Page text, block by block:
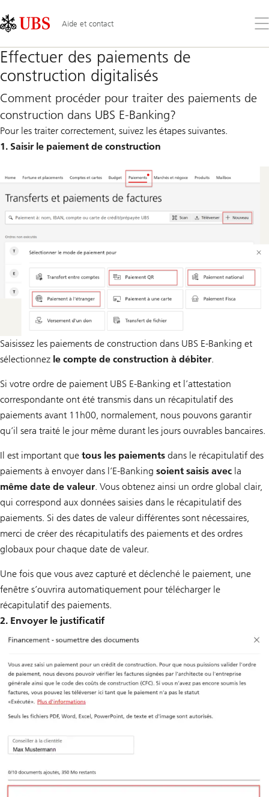
Links
Area
Aide et contact
le
Effectuer des paiements de
construction digitalisés
Comment procéder pour traiter des paiements de
construction dans UBS E-Banking?
Pour les traiter correctement, suivez les étapes suivantes.
1. Saisir le paiement de construction
Saisissez les paiements de construction dans UBS E-Banking et
sélectionnez le compte de construction à débiter.
Si votre ordre de paiement UBS E-Banking et l’attestation
correspondante ont été transmis dans un récapitulatif des
paiements avant 11h00, normalement, nous pouvons garantir
qu’il sera traité le jour même durant les jours ouvrables bancaires.
Il est important que tous les paiements dans le récapitulatif des
paiements à envoyer dans l’E-Banking soient saisis avec la
même date de valeur. Vous obtenez ainsi un ordre global clair,
qui correspond aux données saisies dans le récapitulatif des
paiements. Si des dates de valeur différentes sont nécessaires,
merci de créer des récapitulatifs des paiements et des ordres
globaux pour chaque date de valeur.
Une fois que vous avez capturé et déclenché le paiement, une
fenêtre s’ouvrira automatiquement pour télécharger le
récapitulatif des paiements.
2. Envoyer le justificatif